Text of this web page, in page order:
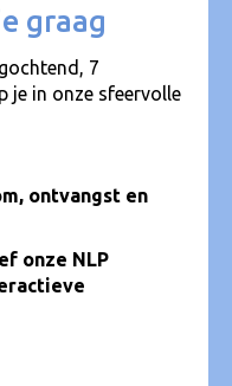
graag
7
je in onze sfeervolle
ontvangst en
onze NLP